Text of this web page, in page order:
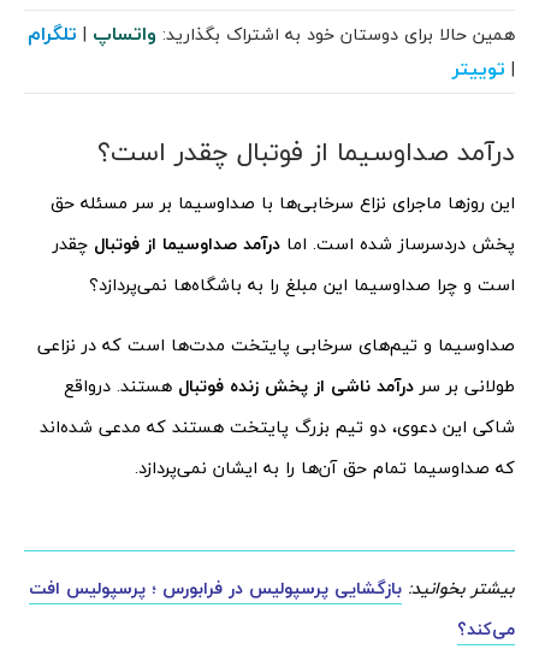
همین حالا برای دوستان خود به اشتراک بگذارید: واتساپ | تلگرام
| توییتر
درآمد صداوسیما از فوتبال چقدر است؟
این روزها ماجرای نزاع سرخابی‌ها با صداوسیما بر سر مسئله حق
پخش دردسرساز شده است. اما درآمد صداوسیما از فوتبال چقدر
است و چرا صداوسیما این مبلغ را به باشگاه‌ها نمی‌پردازد؟
صداوسیما و تیم‌های سرخابی پایتخت مدت‌ها است که در نزاعی
طولانی بر سر درآمد ناشی از پخش زنده فوتبال هستند. درواقع
شاکی این دعوی، دو تیم بزرگ پایتخت هستند که مدعی شده‌اند
که صداوسیما تمام حق آن‌ها را به ایشان نمی‌پردازد.
بیشتر بخوانید: بازگشایی پرسپولیس در فرابورس ؛ پرسپولیس افت
می‌کند؟